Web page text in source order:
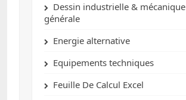
Dessin industrielle & mécanique
générale
Energie alternative
Equipements techniques
Feuille De Calcul Excel